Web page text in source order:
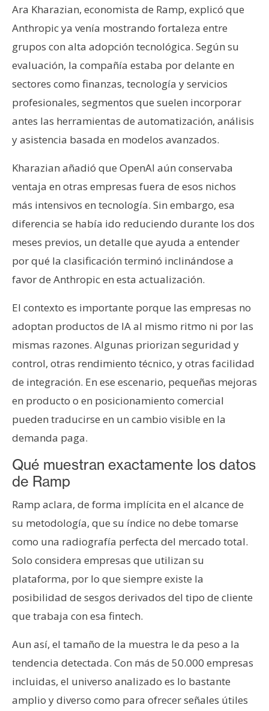
Ara Kharazian, economista de Ramp, explicó que
Anthropic ya venía mostrando fortaleza entre
grupos con alta adopción tecnológica. Según su
evaluación, la compañía estaba por delante en
sectores como finanzas, tecnología y servicios
profesionales, segmentos que suelen incorporar
antes las herramientas de automatización, análisis
y asistencia basada en modelos avanzados.
Kharazian añadió que OpenAI aún conservaba
ventaja en otras empresas fuera de esos nichos
más intensivos en tecnología. Sin embargo, esa
diferencia se había ido reduciendo durante los dos
meses previos, un detalle que ayuda a entender
por qué la clasificación terminó inclinándose a
favor de Anthropic en esta actualización.
El contexto es importante porque las empresas no
adoptan productos de IA al mismo ritmo ni por las
mismas razones. Algunas priorizan seguridad y
control, otras rendimiento técnico, y otras facilidad
de integración. En ese escenario, pequeñas mejoras
en producto o en posicionamiento comercial
pueden traducirse en un cambio visible en la
demanda paga.
Qué muestran exactamente los datos
de Ramp
Ramp aclara, de forma implícita en el alcance de
su metodología, que su índice no debe tomarse
como una radiografía perfecta del mercado total.
Solo considera empresas que utilizan su
plataforma, por lo que siempre existe la
posibilidad de sesgos derivados del tipo de cliente
que trabaja con esa fintech.
Aun así, el tamaño de la muestra le da peso a la
tendencia detectada. Con más de 50.000 empresas
incluidas, el universo analizado es lo bastante
amplio y diverso como para ofrecer señales útiles